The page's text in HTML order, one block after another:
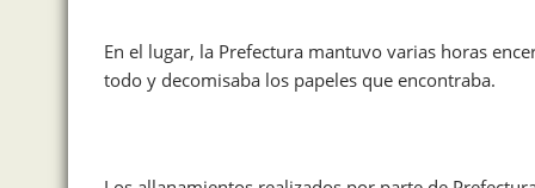
En el lugar, la Prefectura mantuvo varias horas
todo y decomisaba los papeles que encontraba.